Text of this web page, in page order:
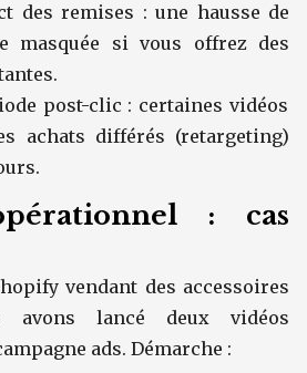
des remises : une hausse de
masquée si vous offrez des
post-clic : certaines vidéos
achats différés (retargeting)
: cas
vendant des accessoires
avons lancé deux vidéos
ads. Démarche :